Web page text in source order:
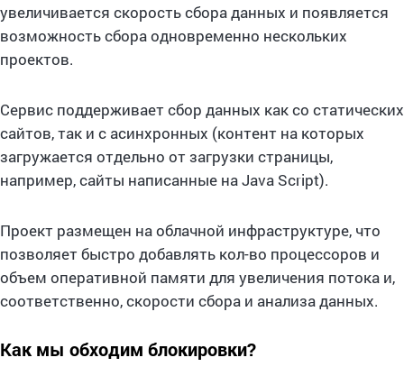
увеличивается скорость сбора данных и появляется
возможность сбора одновременно нескольких
проектов.
Сервис поддерживает сбор данных как со статических
сайтов, так и с асинхронных (контент на которых
загружается отдельно от загрузки страницы,
например, сайты написанные на Java Script).
Проект размещен на облачной инфраструктуре, что
позволяет быстро добавлять кол-во процессоров и
объем оперативной памяти для увеличения потока и,
соответственно, скорости сбора и анализа данных.
Как мы обходим блокировки?